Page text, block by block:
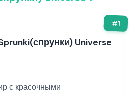
#1
Universe
с красочными